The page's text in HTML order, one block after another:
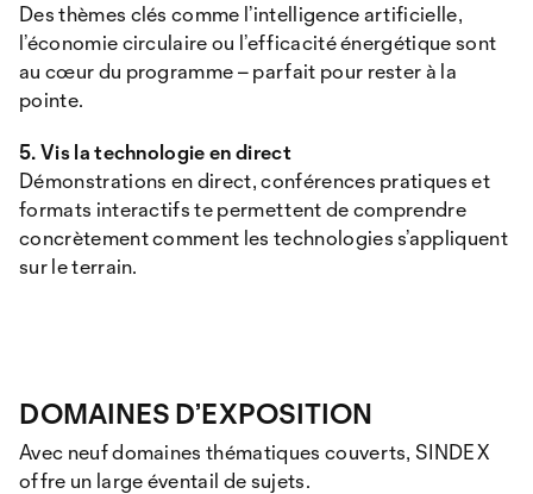
Des thèmes clés comme l’intelligence artificielle,
l’économie circulaire ou l’efficacité énergétique sont
au cœur du programme – parfait pour rester à la
pointe.
5. Vis la technologie en direct
Démonstrations en direct, conférences pratiques et
formats interactifs te permettent de comprendre
concrètement comment les technologies s’appliquent
sur le terrain.
DOMAINES D’EXPOSITION
Avec neuf domaines thématiques couverts, SINDEX
offre un large éventail de sujets.